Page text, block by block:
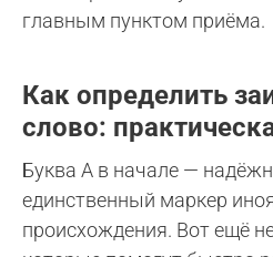
главным пунктом приёма.
Как определить
слово:
Буква А в начале —
единственный маркер
происхождения. Вот ещё